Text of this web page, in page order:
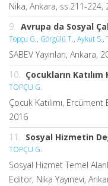
Nika, Ankara, ss.211-224,
9. Avrupa da Sosyal
Topçu G., Görgülü T., Aykut S.,
SABEV Yayınları, Ankara,
10. Çocukların
TOPÇU G.
Çocuk Katılımı,
2016
11. Sosyal Hizmetin
TOPÇU G.
Sosyal Hizmet Temel
Editör, Nika Yayınevi,